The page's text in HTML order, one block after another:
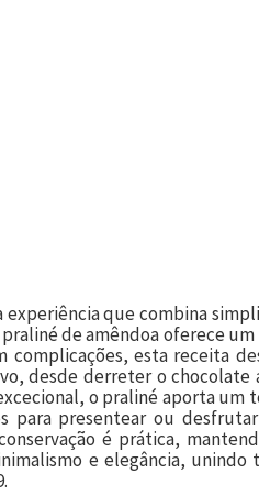
que combina
de amêndoa oferece
esta receita
desde derreter o chocolate
o praliné aporta
para presentear ou
é prática,
e elegância,